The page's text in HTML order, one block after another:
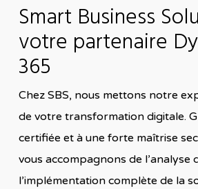
Smart Business
votre partenaire
365
Chez SBS, nous mettons notre
de votre transformation digitale.
certifiée et à une forte maîtrise
vous accompagnons de l’analyse
l’implémentation complète de la